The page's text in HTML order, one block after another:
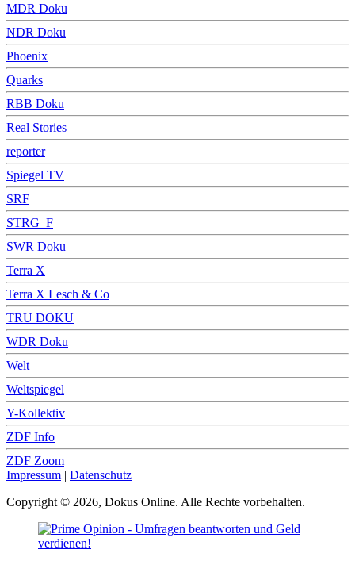
MDR Doku
NDR Doku
Phoenix
Quarks
RBB Doku
Real Stories
reporter
Spiegel TV
SRF
STRG_F
SWR Doku
Terra X
Terra X Lesch & Co
TRU DOKU
WDR Doku
Welt
Weltspiegel
Y-Kollektiv
ZDF Info
ZDF Zoom
Impressum | Datenschutz
Copyright © 2026, Dokus Online. Alle Rechte vorbehalten.